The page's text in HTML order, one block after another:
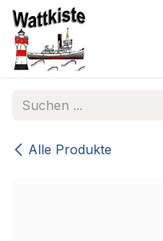
Zum Inhalt springen
Alle Produkte